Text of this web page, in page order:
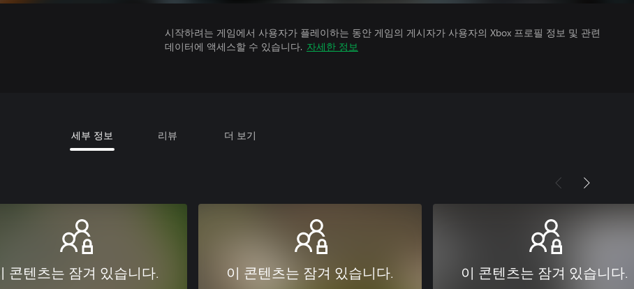
시작하려는 게임에서 사용자가 플레이하는 동안 게임의 게시자가 사용자의 Xbox 프로필 정보 및 관련
데이터에 액세스할 수 있습니다. 자세한 정보
세부 정보 리뷰 더 보기
콘텐츠는 잠겨 있습니다. 이 콘텐츠는 잠겨 있습니다. 이 콘텐츠는 잠겨 있습니다.